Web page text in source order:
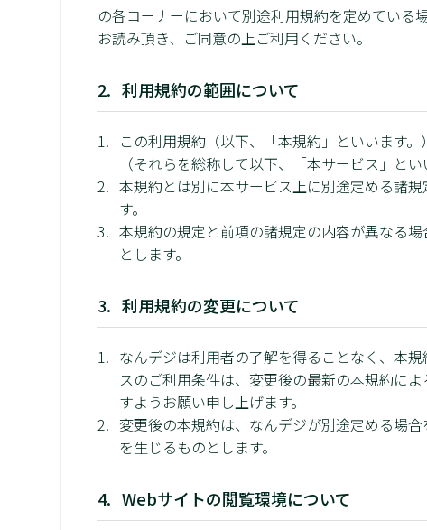
の各コーナーにおいて別途利用規約を定めている
お読み頂き、ご同意の上ご利用ください。
利用規約の範囲について
この利用規約（以下、「本規約」といいます
（それらを総称して以下、「本サービス」と
本規約とは別に本サービス上に別途定める諸
す。
本規約の規定と前項の諸規定の内容が異なる
とします。
利用規約の変更について
なんデジは利用者の了解を得ることなく、本
スのご利用条件は、変更後の最新の本規約に
すようお願い申し上げます。
変更後の本規約は、なんデジが別途定める場
を生じるものとします。
Webサイトの閲覧環境について